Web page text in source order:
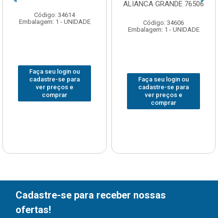
Código: 34614
Embalagem: 1 - UNIDADE
Faça seu login ou
cadastre-se para
ver preços e
comprar
ALIANCA GRANDE 76506
Código: 34606
Embalagem: 1 - UNIDADE
Faça seu login ou
cadastre-se para
ver preços e
comprar
Cadastre-se para receber nossas
ofertas!